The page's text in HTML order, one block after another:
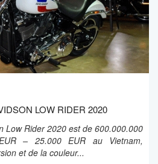
LOW RIDER 2020
Low Rider 2020 est de 600.000.000
– 25.000 EUR au Vietnam,
et de la couleur...